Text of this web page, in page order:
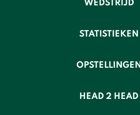
WEDSTRIJD
STATISTIEKEN
OPSTELLINGEN
HEAD 2 HEAD